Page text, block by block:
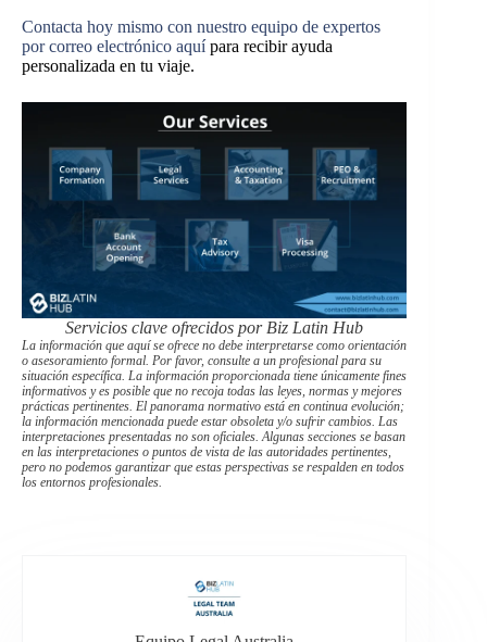
Contacta hoy mismo con nuestro equipo de expertos
por correo electrónico aquípara recibir ayuda
personalizada en tu viaje.
Servicios clave ofrecidos por Biz Latin Hub
La información que aquí se ofrece no debe interpretarse como orientación
o asesoramiento formal. Por favor, consulte a un profesional para su
situación específica. La información proporcionada tiene únicamente fines
informativos y es posible que no recoja todas las leyes, normas y mejores
prácticas pertinentes. El panorama normativo está en continua evolución;
la información mencionada puede estar obsoleta y/o sufrir cambios. Las
interpretaciones presentadas no son oficiales. Algunas secciones se basan
en las interpretaciones o puntos de vista de las autoridades pertinentes,
pero no podemos garantizar que estas perspectivas se respalden en todos
los entornos profesionales.